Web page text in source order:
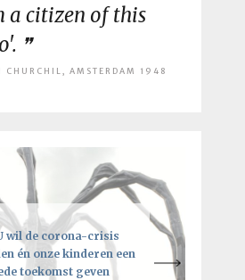
a citizen of this
CHURCHIL, AMSTERDAM 1948
wil de corona-crisis
én onze kinderen een
toekomst geven
lockdown: hoe
tot een kick-ass
kan leiden
vooral de regels breken,
niet als je de EU bent